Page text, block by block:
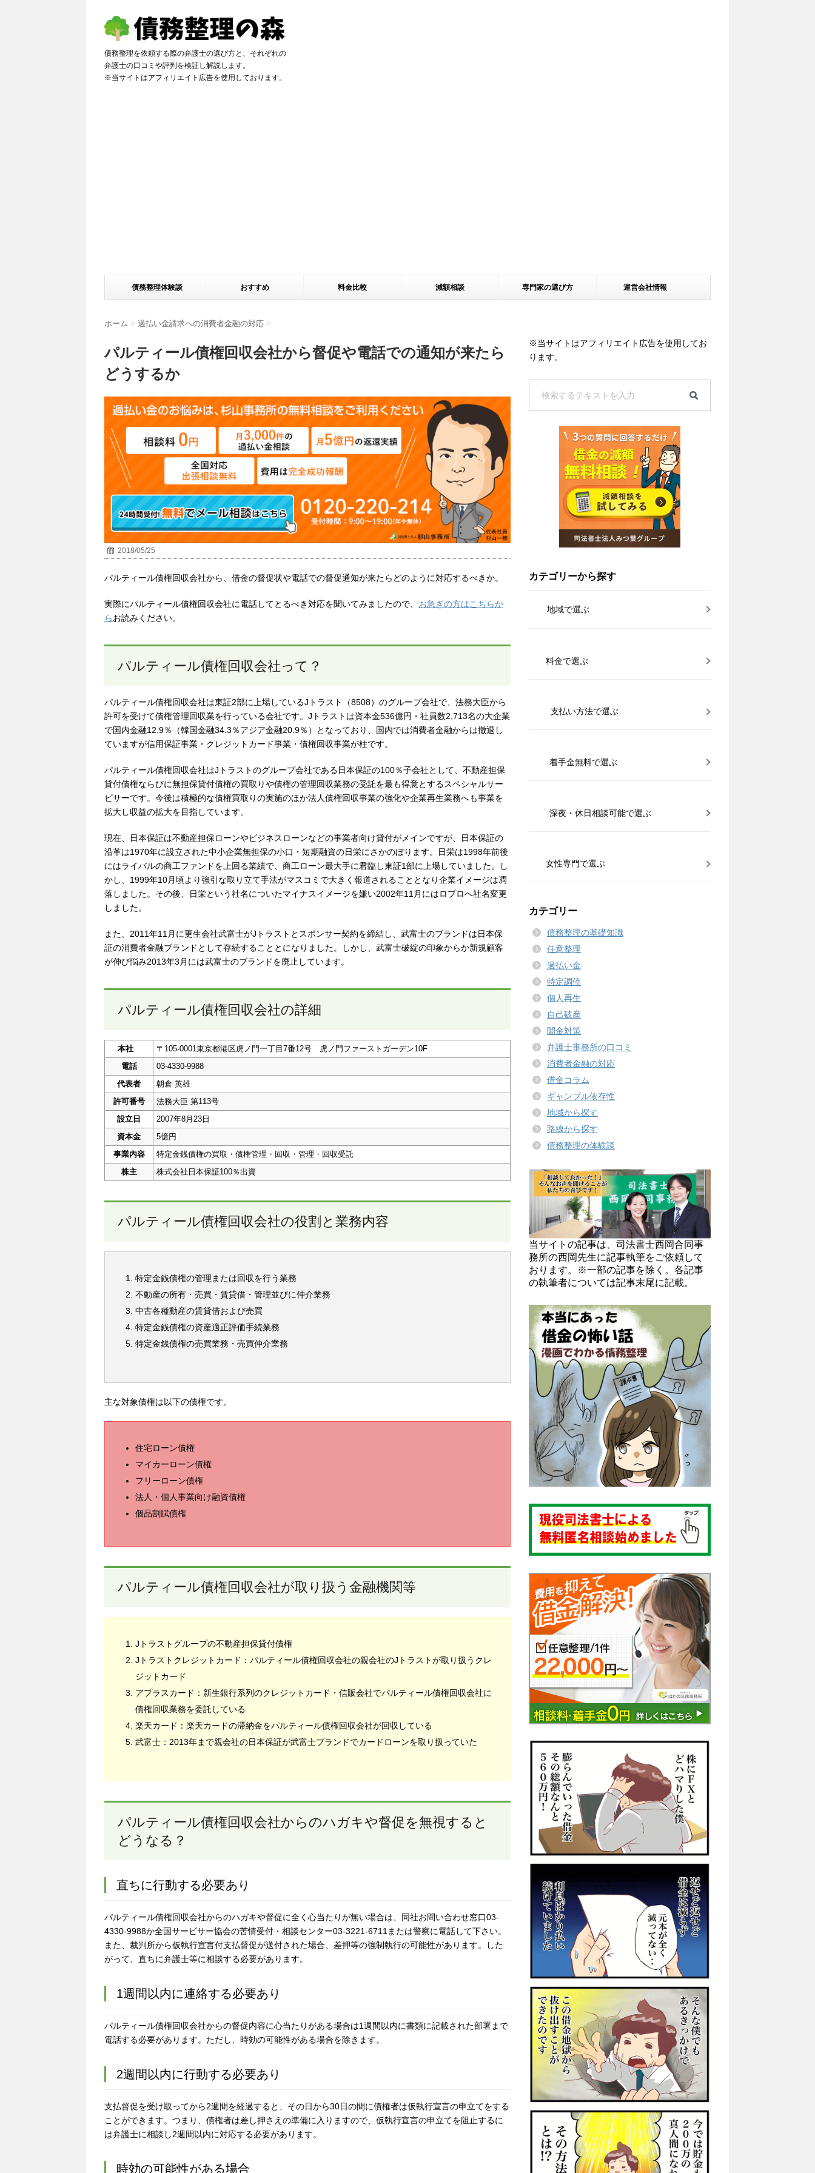
債務整理を依頼する際の弁護士の選び方と、それぞれの
弁護士の口コミや評判を検証し解説します。
※当サイトはアフィリエイト広告を使用しております。
債務整理体験談 おすすめ 料金比較 減額相談 専門家の選び方 運営会社情報
ホーム > 過払い金請求への消費者金融の対応 >
パルティール債権回収会社から督促や電話での通知が来たら
どうするか
2018/05/25
パルティール債権回収会社から、借金の督促状や電話での督促通知が来たらどのように対応するべきか。
実際にパルティール債権回収会社に電話してとるべき対応を聞いてみましたので、 お急ぎの方はこちらか
らお読みください。
パルティール債権回収会社って？
パルティール債権回収会社は東証2部に上場しているJトラスト（8508）のグループ会社で、法務大臣から
許可を受けて債権管理回収業を行っている会社です。Jトラストは資本金536億円・社員数2,713名の大企業
で国内金融12.9％（韓国金融34.3％アジア金融20.9％）となっており、国内では消費者金融からは撤退し
ていますが信用保証事業・クレジットカード事業・債権回収事業が柱です。
パルティール債権回収会社はJトラストのグループ会社である日本保証の100％子会社として、不動産担保
貸付債権ならびに無担保貸付債権の買取りや債権の管理回収業務の受託を最も得意とするスペシャルサー
ビサーです。今後は積極的な債権買取りの実施のほか法人債権回収事業の強化や企業再生業務へも事業を
拡大し収益の拡大を目指しています。
現在、日本保証は不動産担保ローンやビジネスローンなどの事業者向け貸付がメインですが、日本保証の
沿革は1970年に設立された中小企業無担保の小口・短期融資の日栄にさかのぼります。日栄は1998年前後
にはライバルの商工ファンドを上回る業績で、商工ローン最大手に君臨し東証1部に上場していました。し
かし、1999年10月頃より強引な取り立て手法がマスコミで大きく報道されることとなり企業イメージは凋
落しました。その後、日栄という社名についたマイナスイメージを嫌い2002年11月にはロプロへ社名変更
しました。
また、2011年11月に更生会社武富士がJトラストとスポンサー契約を締結し、武富士のブランドは日本保
証の消費者金融ブランドとして存続することとになりました。しかし、武富士破綻の印象からか新規顧客
が伸び悩み2013年3月には武富士のブランドを廃止しています。
パルティール債権回収会社の詳細
本社
〒105-0001東京都港区虎ノ門一丁目7番12号 虎ノ門ファーストガーデン10F
電話
03-4330-9988
代表者
朝倉 英雄
許可番号
法務大臣 第113号
設立日
2007年8月23日
資本金
5億円
事業内容
特定金銭債権の買取・債権管理・回収・管理・回収受託
株主
株式会社日本保証100％出資
パルティール債権回収会社の役割と業務内容
特定金銭債権の管理または回収を行う業務
不動産の所有・売買・賃貸借・管理並びに仲介業務
中古各種動産の賃貸借および売買
特定金銭債権の資産適正評価手続業務
特定金銭債権の売買業務・売買仲介業務
主な対象債権は以下の債権です。
住宅ローン債権
マイカーローン債権
フリーローン債権
法人・個人事業向け融資債権
個品割賦債権
パルティール債権回収会社が取り扱う金融機関等
Jトラストグループの不動産担保貸付債権
Jトラストクレジットカード：パルティール債権回収会社の親会社のJトラストが取り扱うクレ
ジットカード
アプラスカード：新生銀行系列のクレジットカード・信販会社でパルティール債権回収会社に
債権回収業務を委託している
楽天カード：楽天カードの滞納金をパルティール債権回収会社が回収している
武富士：2013年まで親会社の日本保証が武富士ブランドでカードローンを取り扱っていた
パルティール債権回収会社からのハガキや督促を無視すると
どうなる？
直ちに行動する必要あり
パルティール債権回収会社からのハガキや督促に全く心当たりが無い場合は、同社お問い合わせ窓口03-
4330-9988か全国サービサー協会の苦情受付・相談センター03-3221-6711または警察に電話して下さい。
また、裁判所から仮執行宣言付支払督促が送付された場合、差押等の強制執行の可能性があります。した
がって、直ちに弁護士等に相談する必要があります。
1週間以内に連絡する必要あり
パルティール債権回収会社からの督促内容に心当たりがある場合は1週間以内に書類に記載された部署まで
電話する必要があります。ただし、時効の可能性がある場合を除きます。
2週間以内に行動する必要あり
支払督促を受け取ってから2週間を経過すると、その日から30日の間に債権者は仮執行宣言の申立てをする
ことができます。つまり、債権者は差し押さえの準備に入りますので、仮執行宣言の申立てを阻止するに
は弁護士に相談し2週間以内に対応する必要があります。
時効の可能性がある場合
※当サイトはアフィリエイト広告を使用してお
ります。
カテゴリーから探す
地域で選ぶ
料金で選ぶ
支払い方法で選ぶ
着手金無料で選ぶ
深夜・休日相談可能で選ぶ
女性専門で選ぶ
カテゴリー
債務整理の基礎知識
任意整理
過払い金
特定調停
個人再生
自己破産
闇金対策
弁護士事務所の口コミ
消費者金融の対応
借金コラム
ギャンブル依存性
地域から探す
路線から探す
債務整理の体験談
当サイトの記事は、司法書士西岡合同事
務所の西岡先生に記事執筆をご依頼して
おります。※一部の記事を除く。各記事
の執筆者については記事末尾に記載。